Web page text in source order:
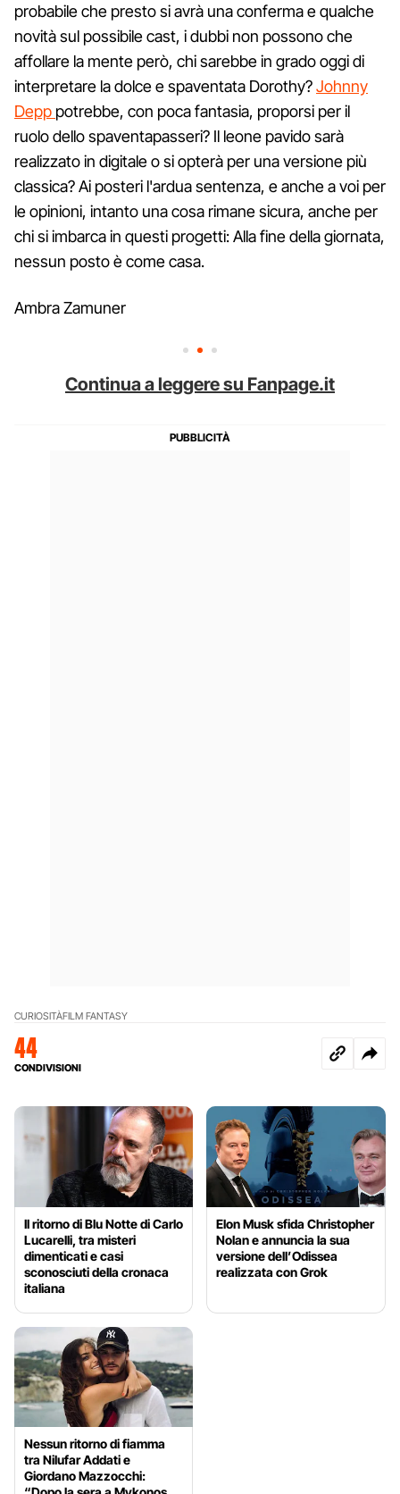
probabile che presto si avrà una conferma e qualche
novità sul possibile cast, i dubbi non possono che
affollare la mente però, chi sarebbe in grado oggi di
interpretare la dolce e spaventata Dorothy?Johnny
Depp potrebbe, con poca fantasia, proporsi per il
ruolo dello spaventapasseri? Il leone pavido sarà
realizzato in digitale o si opterà per una versione più
classica? Ai posteri l'ardua sentenza, e anche a voi per
le opinioni, intanto una cosa rimane sicura, anche per
chi si imbarca in questi progetti: Alla fine della giornata,
nessun posto è come casa.
Ambra Zamuner
Continua a leggere su Fanpage.it
CURIOSITÀFILM FANTASY
44
CONDIVISIONI
Il ritorno di Blu Notte di Carlo
Lucarelli, tra misteri
dimenticati e casi
sconosciuti della cronaca
italiana
Elon Musk sfida Christopher
Nolan e annuncia la sua
versione dell’Odissea
realizzata con Grok
Nessun ritorno di fiamma
tra Nilufar Addati e
Giordano Mazzocchi: